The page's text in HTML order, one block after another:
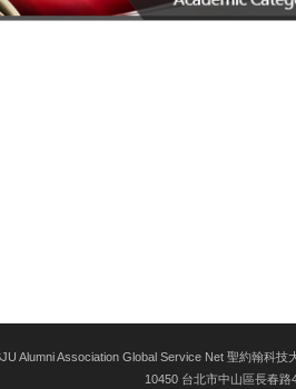
Alumni Association Global Service Net 聖約翰科技
10450 台北市中山區長春路